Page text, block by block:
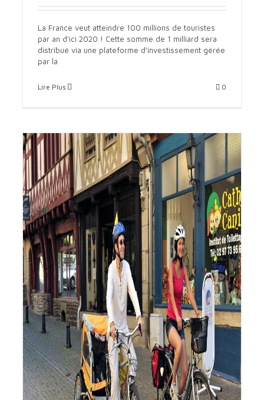
1 milliard pour développer le tourisme en France
La France veut atteindre 100 millions de touristes
par an d'ici 2020 ! Cette somme de 1 milliard sera
distribué via une plateforme d'investissement gérée
par la
Lire Plus 0